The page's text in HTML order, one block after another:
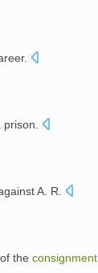
.
prison
A. R.
of the consignment